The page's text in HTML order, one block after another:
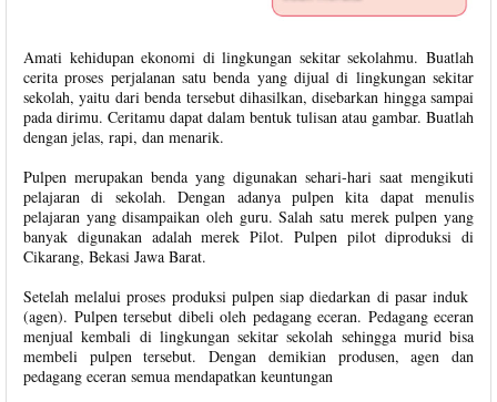
Amati kehidupan ekonomi di lingkungan sekitar sekolahmu. Buatlah
cerita proses perjalanan satu benda yang dijual di lingkungan sekitar
sekolah, yaitu dari benda tersebut dihasilkan, disebarkan hingga sampai
pada dirimu. Ceritamu dapat dalam bentuk tulisan atau gambar. Buatlah
dengan jelas, rapi, dan menarik.
Pulpen merupakan benda yang digunakan sehari-hari saat mengikuti
pelajaran di sekolah. Dengan adanya pulpen kita dapat menulis
pelajaran yang disampaikan oleh guru. Salah satu merek pulpen yang
banyak digunakan adalah merek Pilot. Pulpen pilot diproduksi di
Cikarang, Bekasi Jawa Barat.
Setelah melalui proses produksi pulpen siap diedarkan di pasar induk
(agen). Pulpen tersebut dibeli oleh pedagang eceran. Pedagang eceran
menjual kembali di lingkungan sekitar sekolah sehingga murid bisa
membeli pulpen tersebut. Dengan demikian produsen, agen dan
pedagang eceran semua mendapatkan keuntungan